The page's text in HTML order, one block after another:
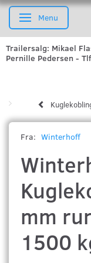
Skifte navigation
Menu
Trailersalg: Mikael
Pernille Pedersen -
Fra: Winterhoff
mm
1500